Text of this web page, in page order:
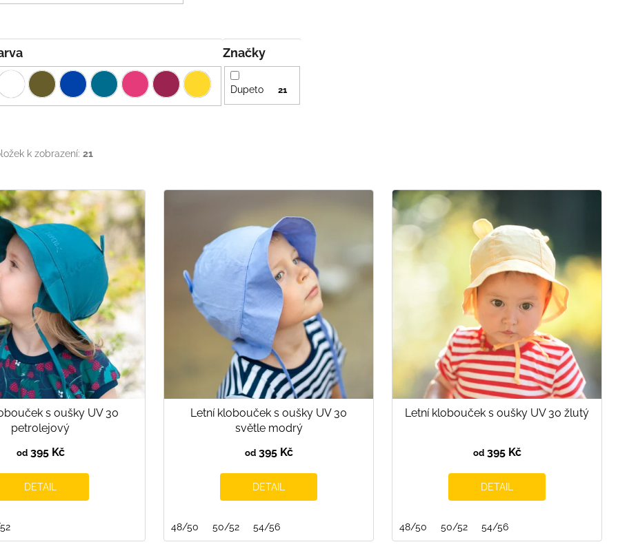
Značky
Dupeto 21
k zobrazení: 21
s oušky UV 30
petrolejový
od395 Kč
DETAIL
Letní klobouček s oušky UV 30
světle modrý
od395 Kč
DETAIL
48/50 50/52 54/56
Letní klobouček s oušky UV 30 žlutý
od395 Kč
DETAIL
48/50 50/52 54/56